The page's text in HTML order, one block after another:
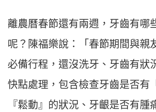
離農曆春節還有兩週，牙齒有哪
呢？陳福樂說：「春節期間與親
必備行程，還沒洗牙、牙齒有狀
快點處理，包含檢查牙齒是否有
『鬆動』的狀況、牙齦是否有腫